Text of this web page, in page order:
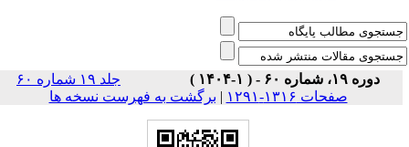
دوره ۱۹، شماره ۶۰ - ( ۱-۱۴۰۴ )
جلد ۱۹ شماره ۶۰
صفحات ۱۳۱۶-۱۲۹۱
| برگشت به فهرست نسخه ها